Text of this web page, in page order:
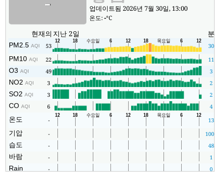
업데이트됨 2026년 7월 30일, 13:00
온도:-°C
현재의 지난 2일 분
PM2.5AQI 53 30
PM10AQI 22 11
O3AQI 49 3
NO2AQI 3 2
SO2AQI 3 2
COAQI 6 4
온도 - 13
기압 - 1004
습도 - 48
바람 - 1
Rain - 0